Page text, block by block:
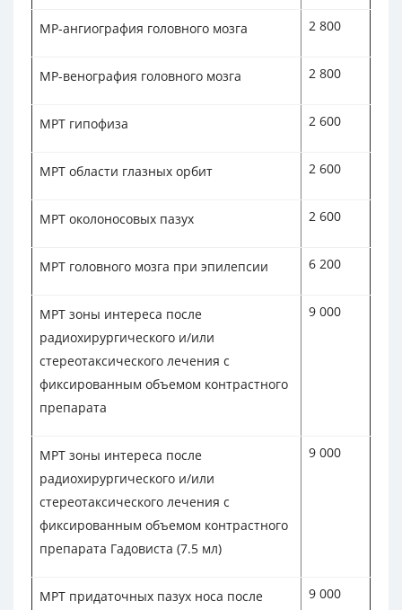
МР-ангиография головного мозга 2 800
МР-венография головного мозга 2 800
МРТ гипофиза 2 600
МРТ области глазных орбит 2 600
МРТ околоносовых пазух 2 600
МРТ головного мозга при эпилепсии 6 200
МРТ зоны интереса после
радиохирургического и/или
стереотаксического лечения с
фиксированным объемом контрастного
препарата
9 000
МРТ зоны интереса после
радиохирургического и/или
стереотаксического лечения с
фиксированным объемом контрастного
препарата Гадовиста (7.5 мл)
9 000
МРТ придаточных пазух носа после
9 000